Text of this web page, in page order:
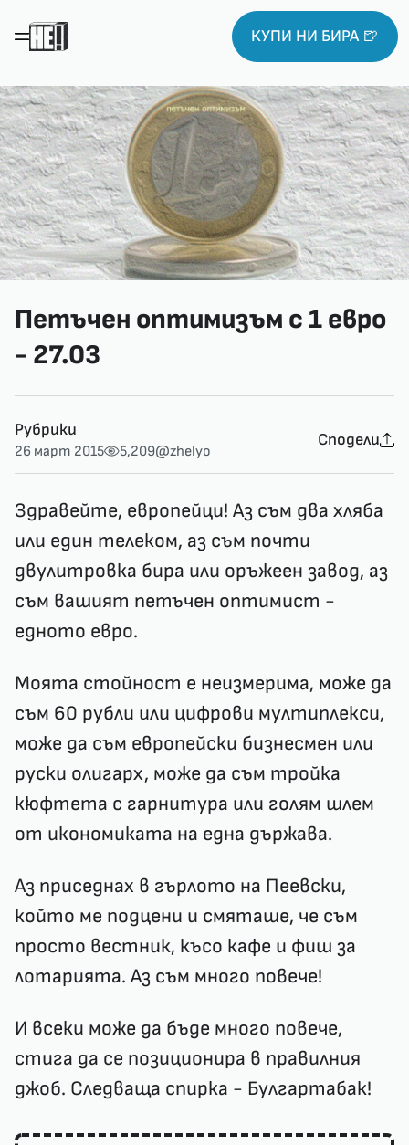
КУПИ НИ БИРА 🍺
Петъчен оптимизъм с 1 евро
- 27.03
Рубрики
26 март 2015 5,209@zhelyo
Сподели
Здравейте, европейци! Аз съм два хляба
или един телеком, аз съм почти
двулитровка бира или оръжеен завод, аз
съм вашият петъчен оптимист -
едното евро.
Моята стойност е неизмерима, може да
съм 60 рубли или цифрови мултиплекси,
може да съм европейски бизнесмен или
руски олигарх, може да съм тройка
кюфтета с гарнитура или голям шлем
от икономиката на една държава.
Аз приседнах в гърлото на Пеевски,
който ме подцени и смяташе, че съм
просто вестник, късо кафе и фиш за
лотарията. Аз съм много повече!
И всеки може да бъде много повече,
стига да се позиционира в правилния
джоб. Следваща спирка - Булгартабак!